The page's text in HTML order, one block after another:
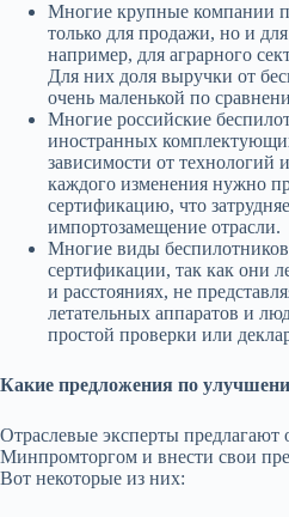
Многие крупные компании
только для продажи, но и
например, для аграрного
Для них доля выручки от
очень маленькой по
Многие российские
иностранных
зависимости от технологий
каждого изменения нужно
сертификацию, что
импортозамещение отрасли.
Многие виды
сертификации, так как они
и расстояниях, не
летательных аппаратов и
простой проверки или
Какие предложения по
Отраслевые эксперты предлагают
Минпромторгом и внести свои
Вот некоторые из них: